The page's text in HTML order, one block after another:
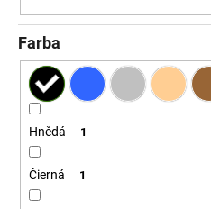
Farba
Hnědá 1
Čierná 1